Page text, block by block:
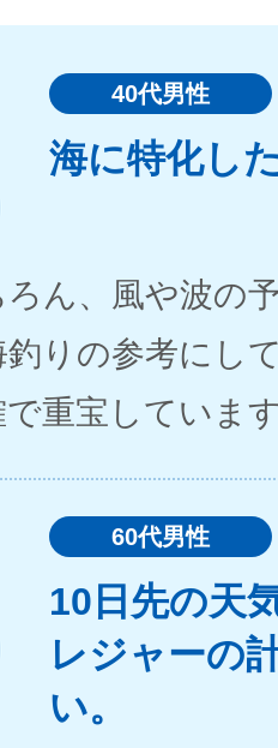
40代男性
海に特化し
ん、風や波の
釣りの参考にし
重宝していま
60代男性
10日先の天
レジャーの
い。